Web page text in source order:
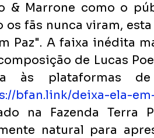
& Marrone como o
os fãs nunca viram,
Paz". A faixa inédita
de Lucas
às plataformas
bfan.link/deixa-ela-
na Fazenda Terra
natural para